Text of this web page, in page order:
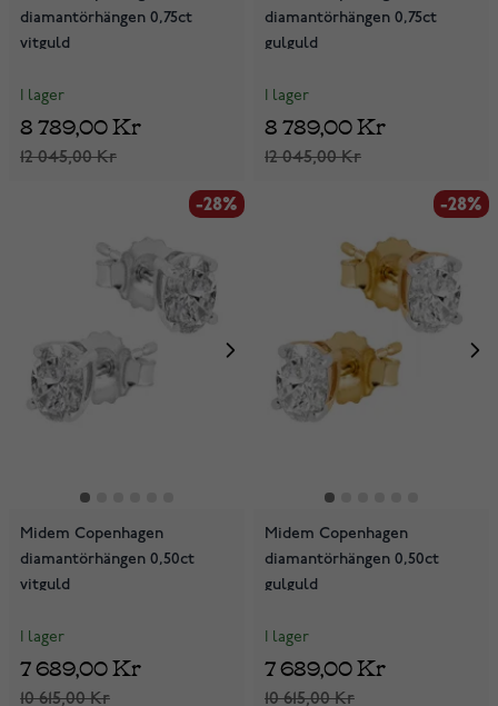
diamantörhängen 0,75ct
vitguld
I lager
12 045,00 Kr
8 789,00 Kr
diamantörhängen 0,75ct
gulguld
I lager
12 045,00 Kr
8 789,00 Kr
-28%
Midem Copenhagen
diamantörhängen 0,50ct
vitguld
I lager
10 615,00 Kr
7 689,00 Kr
-28%
Midem Copenhagen
diamantörhängen 0,50ct
gulguld
I lager
10 615,00 Kr
7 689,00 Kr